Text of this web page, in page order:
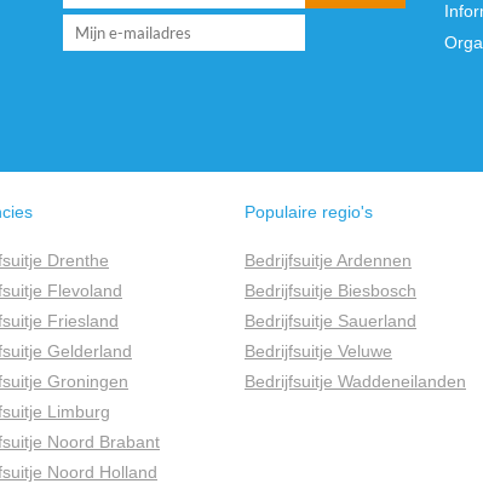
Drenthe
Flevoland
Friesland
Gelderland
Groningen
Limburg
Noord Brabant
Noord Holland
Populaire regio's
Bedrijfsuitje Ardennen
Bedrijfsuitje Biesbosch
Bedrijfsuitje Sauerland
Bedrijfsuitje Veluwe
Bedrijfsuitje Waddeneilanden